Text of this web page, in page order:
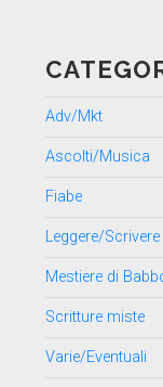
Adv/Mkt
Ascolti/Musica
Fiabe
Leggere/Scrivere
Mestiere di
Scritture miste
Varie/Eventuali